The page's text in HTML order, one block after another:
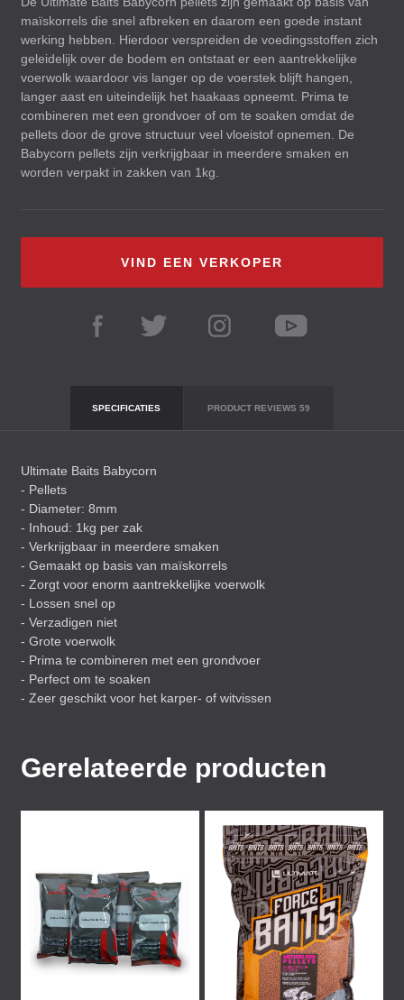
maïskorrels die snel afbreken en daarom een goede instant
werking hebben. Hierdoor verspreiden de voedingsstoffen zich
geleidelijk over de bodem en ontstaat er een aantrekkelijke
voerwolk waardoor vis langer op de voerstek blijft hangen,
langer aast en uiteindelijk het haakaas opneemt. Prima te
combineren met een grondvoer of om te soaken omdat de
pellets door de grove structuur veel vloeistof opnemen. De
Babycorn pellets zijn verkrijgbaar in meerdere smaken en
worden verpakt in zakken van 1kg.
VIND EEN VERKOPER
SPECIFICATIES PRODUCT REVIEWS 59
Ultimate Baits Babycorn
- Pellets
- Diameter: 8mm
- Inhoud: 1kg per zak
- Verkrijgbaar in meerdere smaken
- Gemaakt op basis van maïskorrels
- Zorgt voor enorm aantrekkelijke voerwolk
- Lossen snel op
- Verzadigen niet
- Grote voerwolk
- Prima te combineren met een grondvoer
- Perfect om te soaken
- Zeer geschikt voor het karper- of witvissen
Gerelateerde producten